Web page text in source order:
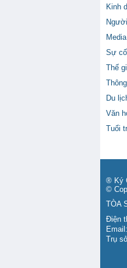
Kinh
Media
Sự cố
Thế
Du
Văn
Tuổi
® Ký
©
TÒA
Điện
Email:
Trụ